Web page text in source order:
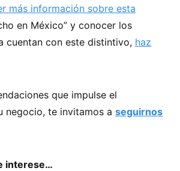
más información sobre esta
en México” y conocer los
cuentan con este distintivo, haz
que impulse el
negocio, te invitamos a seguirnos
interese…